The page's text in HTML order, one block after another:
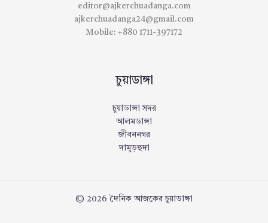
editor@ajkerchuadanga.com
ajkerchuadanga24@gmail.com
Mobile: +880 1711-397172
চুয়াডাঙ্গা
চুয়াডাঙ্গা সদর
আলমডাঙ্গা
জীবননগর
দামুড়হুদা
© 2026 দৈনিক আজকের চুয়াডাঙ্গা